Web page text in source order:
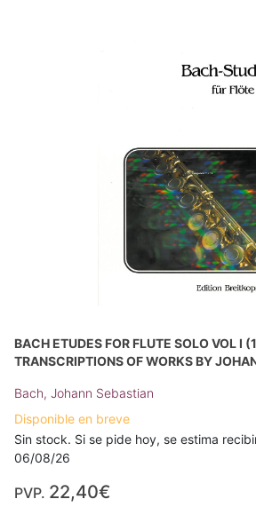
BACH ETUDES FOR FLUTE SOLO VOL I
TRANSCRIPTIONS OF WORKS BY
Bach, Johann Sebastian
Disponible en breve
Sin stock. Si se pide hoy, se estima
06/08/26
PVP. 22,40€